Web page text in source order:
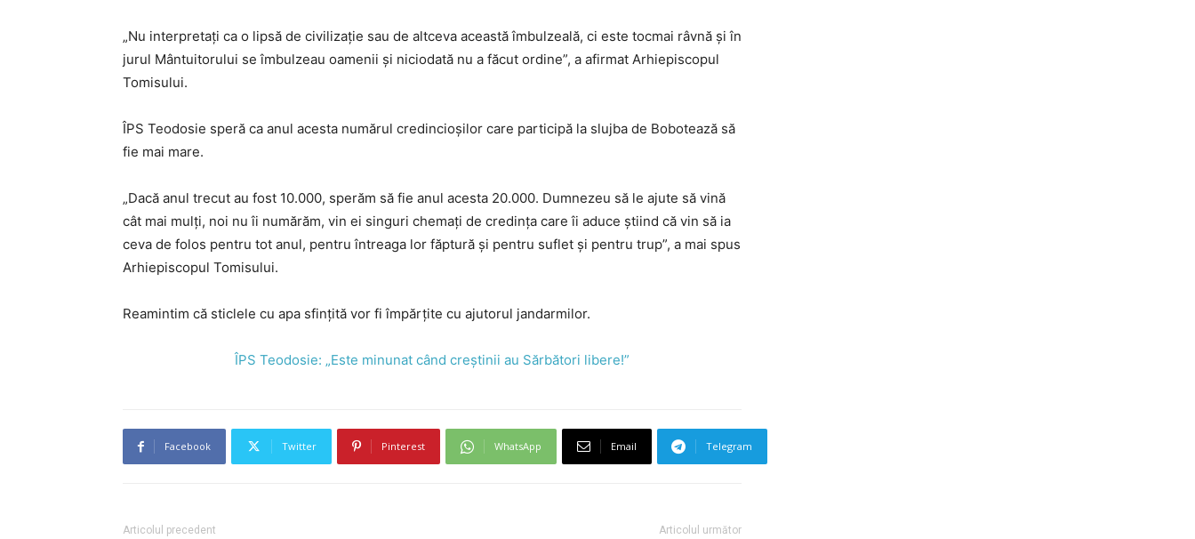
„Nu interpretaţi ca o lipsă de civilizaţie sau de altceva această îmbulzeală, ci este tocmai râvnă şi în
jurul Mântuitorului se îmbulzeau oamenii şi niciodată nu a făcut ordine”, a afirmat Arhiepiscopul
Tomisului.
ÎPS Teodosie speră ca anul acesta numărul credincioșilor care participă la slujba de Bobotează să
fie mai mare.
„Dacă anul trecut au fost 10.000, sperăm să fie anul acesta 20.000. Dumnezeu să le ajute să vină
cât mai mulţi, noi nu îi numărăm, vin ei singuri chemaţi de credinţa care îi aduce ştiind că vin să ia
ceva de folos pentru tot anul, pentru întreaga lor făptură şi pentru suflet şi pentru trup”, a mai spus
Arhiepiscopul Tomisului.
Reamintim că sticlele cu apa sfințită vor fi împărțite cu ajutorul jandarmilor.
ÎPS Teodosie: „Este minunat când creștinii au Sărbători libere!”
Facebook Twitter Pinterest WhatsApp Email Telegram
Articolul precedent Articolul următor